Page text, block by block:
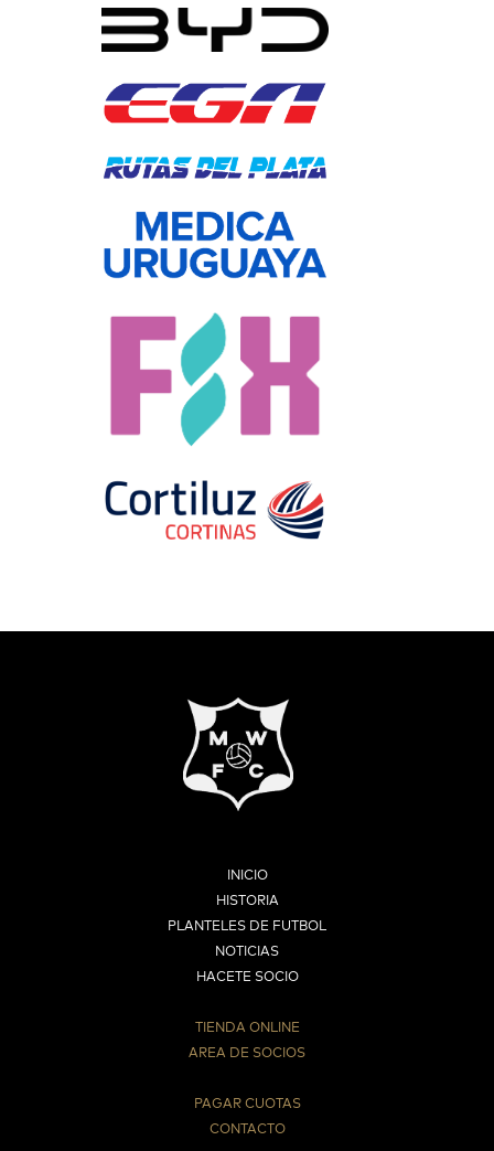
INICIO
HISTORIA
PLANTELES DE FUTBOL
NOTICIAS
HACETE SOCIO
TIENDA ONLINE
AREA DE SOCIOS
PAGAR CUOTAS
CONTACTO